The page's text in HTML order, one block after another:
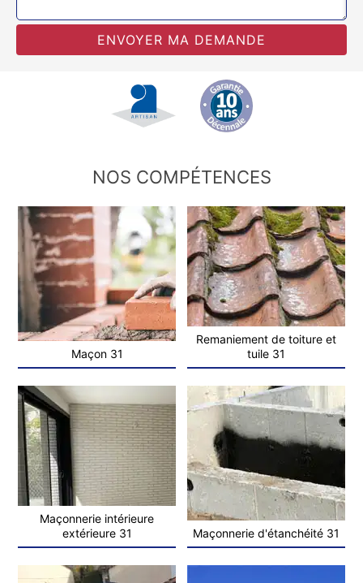
NOS COMPÉTENCES
Maçon 31
Remaniement de toiture et
tuile 31
Maçonnerie intérieure
extérieure 31
Maçonnerie d'étanchéité 31